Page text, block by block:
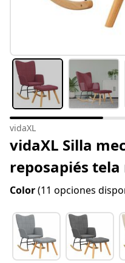
vidaXL
vidaXL Silla
reposapiés
Color(11 opciones